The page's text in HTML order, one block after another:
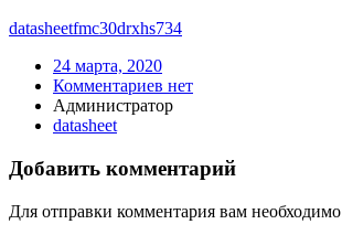
datasheetfmc30drxhs734
24 марта, 2020
Комментариев нет
Администратор
datasheet
Добавить комментарий
Для отправки комментария вам необходимо